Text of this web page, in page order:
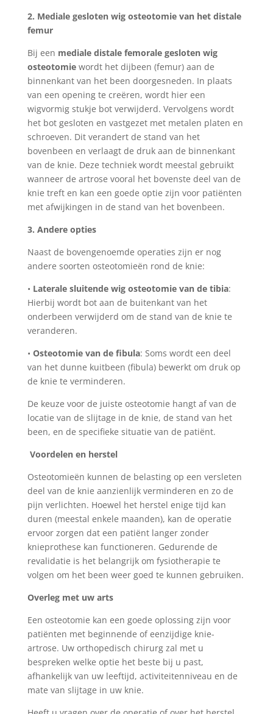
2. Mediale gesloten wig osteotomie van het distale
femur
Bij een mediale distale femorale gesloten wig
osteotomiewordt het dijbeen (femur) aan de
binnenkant van het been doorgesneden. In plaats
van een opening te creëren, wordt hier een
wigvormig stukje bot verwijderd. Vervolgens wordt
het bot gesloten en vastgezet met metalen platen en
schroeven. Dit verandert de stand van het
bovenbeen en verlaagt de druk aan de binnenkant
van de knie. Deze techniek wordt meestal gebruikt
wanneer de artrose vooral het bovenste deel van de
knie treft en kan een goede optie zijn voor patiënten
met afwijkingen in de stand van het bovenbeen.
3. Andere opties
Naast de bovengenoemde operaties zijn er nog
andere soorten osteotomieën rond de knie:
• Laterale sluitende wig osteotomie van de tibia:
Hierbij wordt bot aan de buitenkant van het
onderbeen verwijderd om de stand van de knie te
veranderen.
• Osteotomie van de fibula: Soms wordt een deel
van het dunne kuitbeen (fibula) bewerkt om druk op
de knie te verminderen.
De keuze voor de juiste osteotomie hangt af van de
locatie van de slijtage in de knie, de stand van het
been, en de specifieke situatie van de patiënt.
Voordelen en herstel
Osteotomieën kunnen de belasting op een versleten
deel van de knie aanzienlijk verminderen en zo de
pijn verlichten. Hoewel het herstel enige tijd kan
duren (meestal enkele maanden), kan de operatie
ervoor zorgen dat een patiënt langer zonder
knieprothese kan functioneren. Gedurende de
revalidatie is het belangrijk om fysiotherapie te
volgen om het been weer goed te kunnen gebruiken.
Overleg met uw arts
Een osteotomie kan een goede oplossing zijn voor
patiënten met beginnende of eenzijdige knie-
artrose. Uw orthopedisch chirurg zal met u
bespreken welke optie het beste bij u past,
afhankelijk van uw leeftijd, activiteitenniveau en de
mate van slijtage in uw knie.